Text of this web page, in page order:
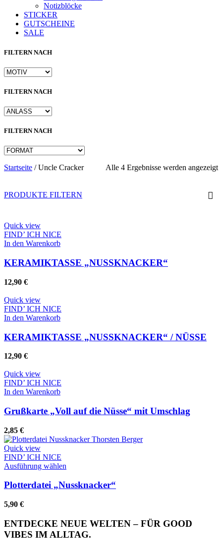
Notizblöcke
STICKER
GUTSCHEINE
SALE
FILTERN NACH
FILTERN NACH
FILTERN NACH
Startseite /Uncle Cracker Alle 4 Ergebnisse werden angezeigt
PRODUKTE FILTERN
Quick view
FIND’ ICH NICE
In den Warenkorb
KERAMIKTASSE „NUSSKNACKER“
12,90 €
Quick view
FIND’ ICH NICE
In den Warenkorb
KERAMIKTASSE „NUSSKNACKER“ / NÜSSE
12,90 €
Quick view
FIND’ ICH NICE
In den Warenkorb
Grußkarte „Voll auf die Nüsse“ mit Umschlag
2,85 €
Quick view
FIND’ ICH NICE
Ausführung wählen
weist
Die
Optionen
können
Plotterdatei „Nussknacker“
5,90 €
ENTDECKE NEUE WELTEN – FÜR GOOD
VIBES IM ALLTAG.